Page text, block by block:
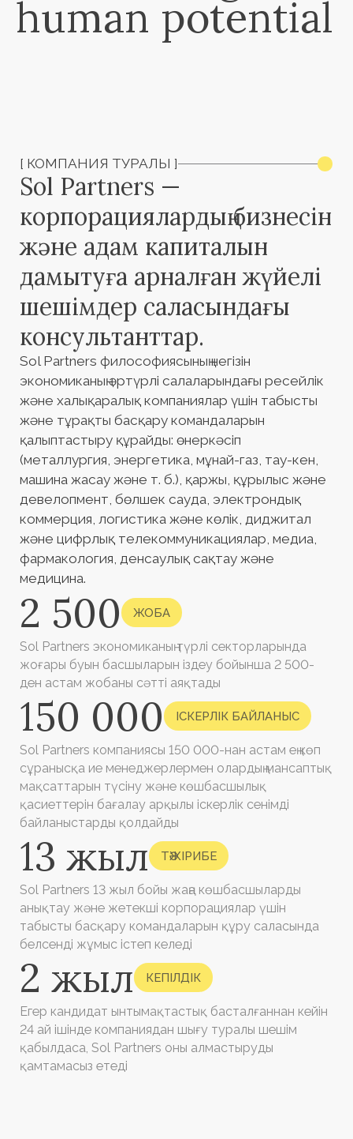
[ КОМПАНИЯ ТУРАЛЫ ]
Sol Partners —
корпорациялардың бизнесін
Sol Partners философиясының негізін
экономиканың әртүрлі салаларындағы ресейлік
және халықаралық компаниялар үшін табысты
және тұрақты басқару командаларын
қалыптастыру құрайды: өнеркәсіп
(металлургия, энергетика, мұнай-газ, тау-кен,
машина жасау және т. б.), қаржы, құрылыс және
девелопмент, бөлшек сауда, электрондық
коммерция, логистика және көлік, диджитал
және цифрлық телекоммуникациялар, медиа,
фармакология, денсаулық сақтау және
медицина.
2 500 ЖОБА
Sol Partners экономиканың түрлі секторларында
жоғары буын басшыларын іздеу бойынша 2 500-
ден астам жобаны сәтті аяқтады
150 000
Sol Partners компаниясы 150 000-нан астам ең көп
сұранысқа ие менеджерлермен олардың мансаптық
мақсаттарын түсіну және көшбасшылық
қасиеттерін бағалау арқылы іскерлік сенімді
байланыстарды қолдайды
13 жыл ТӘЖІРИБЕ
анықтау және жетекші корпорациялар үшін
табысты басқару командаларын құру саласында
2 жыл КЕПІЛДІК
Егер кандидат ынтымақтастық басталғаннан кейін
24 ай ішінде компаниядан шығу туралы шешім
қабылдаса, Sol Partners оны алмастыруды
қамтамасыз етеді
[ ҚЫЗМЕТТЕР ]
Жоғары буын
басшыларын
іздеу
EXECUTIVE SEARCH